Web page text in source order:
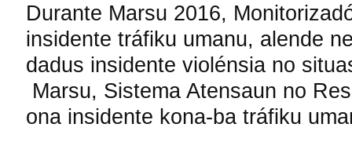
Durante Marsu 2016,
insidente tráfiku umanu, alende
dadus insidente violénsia no
Marsu, Sistema Atensaun no
ona insidente kona-ba tráfiku